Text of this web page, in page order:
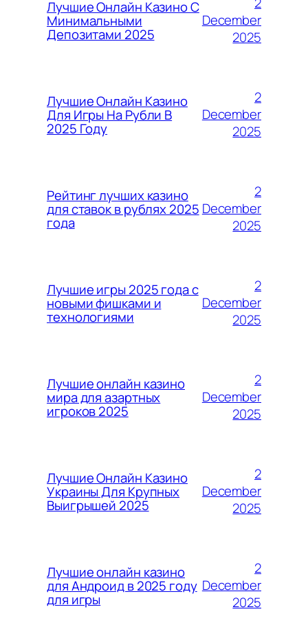
Лучшие Онлайн Казино С
Минимальными
Депозитами 2025
December
2025
Лучшие Онлайн Казино
Для Игры На Рубли В
2025 Году
2
December
2025
Рейтинг лучших казино
для ставок в рублях 2025
года
2
December
2025
Лучшие игры 2025 года с
новыми фишками и
технологиями
2
December
2025
Лучшие онлайн казино
мира для азартных
игроков 2025
2
December
2025
Лучшие Онлайн Казино
Украины Для Крупных
Выигрышей 2025
2
December
2025
Лучшие онлайн казино
для Андроид в 2025 году
для игры
2
December
2025